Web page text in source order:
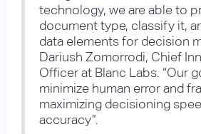
technology, we are able to
document type, classify it,
data elements for decision
Dariush Zomorrodi, Chief
Officer at Blanc Labs. “Our
minimize human error and
maximizing decisioning
accuracy”.